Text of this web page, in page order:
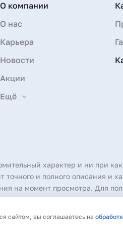
О компании
О нас
Карьера
Новости
Акции
Ещё
характер и ни при
и полного описания и
на момент просмотра. Для
правообладателя не
обработки персональных данных
сайтом, вы соглашаетесь на